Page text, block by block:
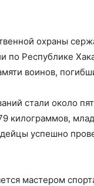
охраны
по Республике
воинов,
стали около
килограммов,
успешно
мастером